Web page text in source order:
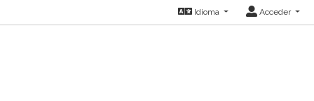
Idioma Acceder